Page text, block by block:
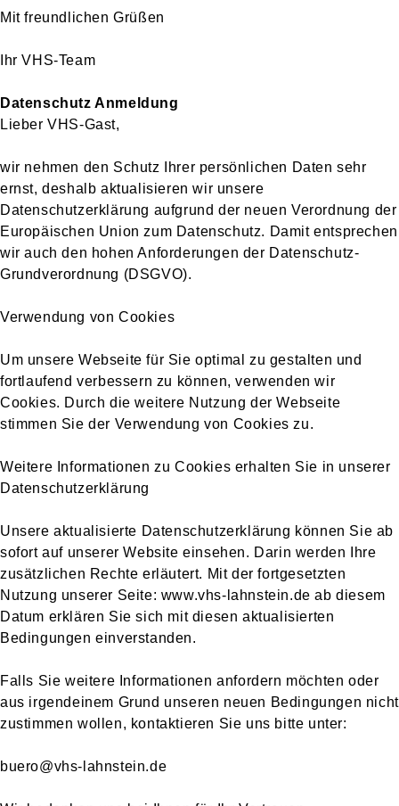
Mit freundlichen Grüßen
Ihr VHS-Team
Datenschutz Anmeldung
Lieber VHS-Gast,
wir nehmen den Schutz Ihrer persönlichen Daten sehr
ernst, deshalb aktualisieren wir unsere
Datenschutzerklärung aufgrund der neuen Verordnung der
Europäischen Union zum Datenschutz. Damit entsprechen
wir auch den hohen Anforderungen der Datenschutz-
Grundverordnung (DSGVO).
Verwendung von Cookies
Um unsere Webseite für Sie optimal zu gestalten und
fortlaufend verbessern zu können, verwenden wir
Cookies. Durch die weitere Nutzung der Webseite
stimmen Sie der Verwendung von Cookies zu.
Weitere Informationen zu Cookies erhalten Sie in unserer
Datenschutzerklärung
Unsere aktualisierte Datenschutzerklärung können Sie ab
sofort auf unserer Website einsehen. Darin werden Ihre
zusätzlichen Rechte erläutert. Mit der fortgesetzten
Nutzung unserer Seite: www.vhs-lahnstein.de ab diesem
Datum erklären Sie sich mit diesen aktualisierten
Bedingungen einverstanden.
Falls Sie weitere Informationen anfordern möchten oder
aus irgendeinem Grund unseren neuen Bedingungen nicht
zustimmen wollen, kontaktieren Sie uns bitte unter:
buero@vhs-lahnstein.de